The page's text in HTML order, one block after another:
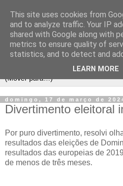
domingo, 17 de março de
Divertimento eleitoral
Por puro divertimento, resolvi
resultados das eleições de
resultados das europeias de
de menos de três meses.
This site uses cookies from
and to analyze traffic. Your IP
shared with Google along with
metrics to ensure quality of
statistics, and to detect and
LEARN MORE